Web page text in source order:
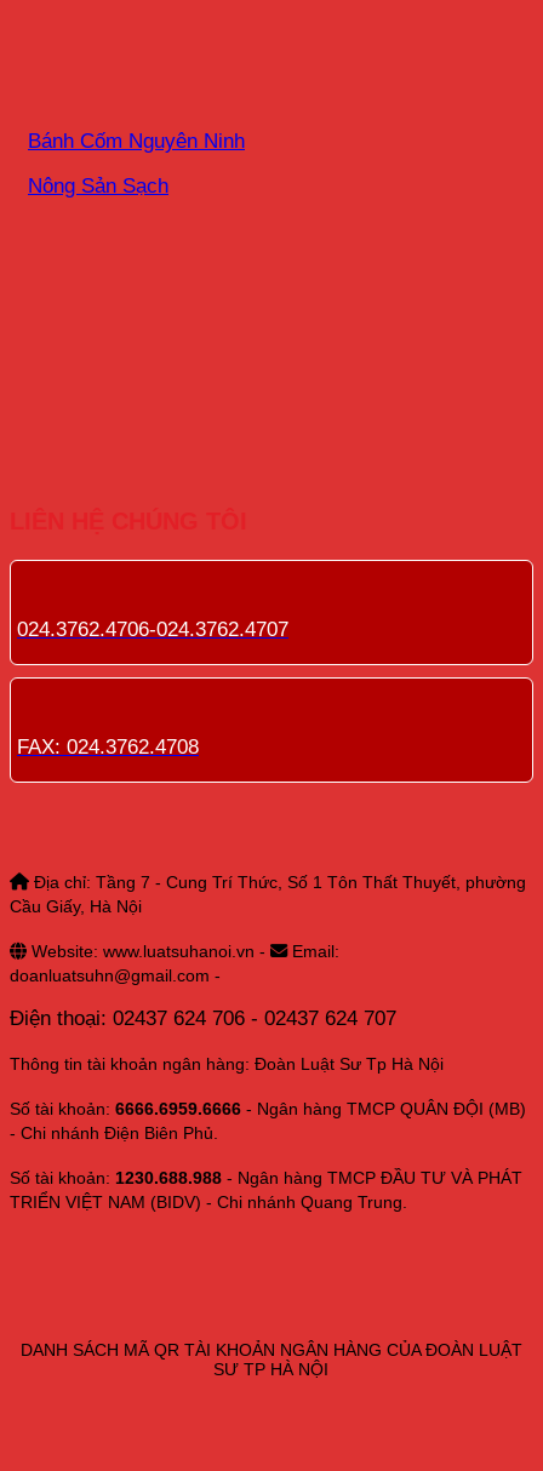
Bánh Cốm Nguyên Ninh
Nông Sản Sạch
024.3762.4706-024.3762.4707
FAX: 024.3762.4708
Địa chỉ: Tầng 7 - Cung Trí Thức, Số 1 Tôn Thất Thuyết, phường
Cầu Giấy, Hà Nội
Website: www.luatsuhanoi.vn -
Email:
doanluatsuhn@gmail.com -
Điện thoại: 02437 624 706 - 02437 624 707
Thông tin tài khoản ngân hàng: Đoàn Luật Sư Tp Hà Nội
Số tài khoản: 6666.6959.6666 - Ngân hàng TMCP QUÂN ĐỘI (MB)
- Chi nhánh Điện Biên Phủ.
Số tài khoản: 1230.688.988 - Ngân hàng TMCP ĐẦU TƯ VÀ PHÁT
TRIỂN VIỆT NAM (BIDV) - Chi nhánh Quang Trung.
DANH SÁCH MÃ QR TÀI KHOẢN NGÂN HÀNG CỦA ĐOÀN LUẬT
SƯ TP HÀ NỘI